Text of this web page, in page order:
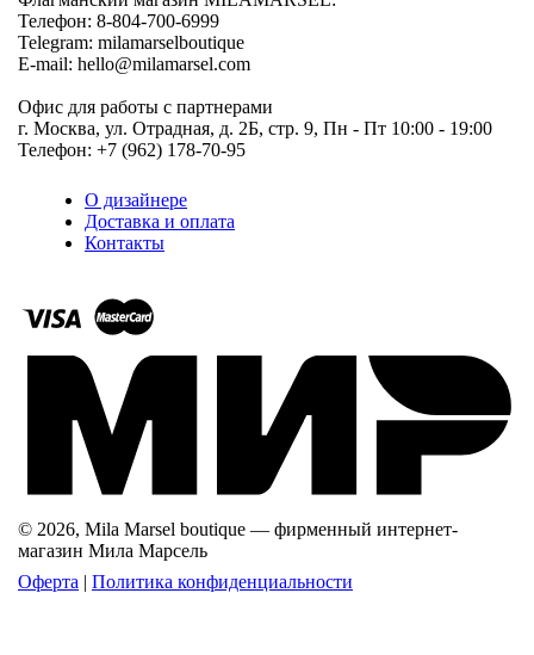
Телефон: 8-804-700-6999
Telegram: milamarselboutique
E-mail: hello@milamarsel.com
Офис для работы с партнерами
г. Москва, ул. Отрадная, д. 2Б, стр. 9, Пн - Пт 10:00 - 19:00
Телефон: +7 (962) 178-70-95
О дизайнере
Доставка и оплата
Контакты
© 2026, Mila Marsel boutique — фирменный интернет-
магазин Мила Марсель
Оферта | Политика конфиденциальности